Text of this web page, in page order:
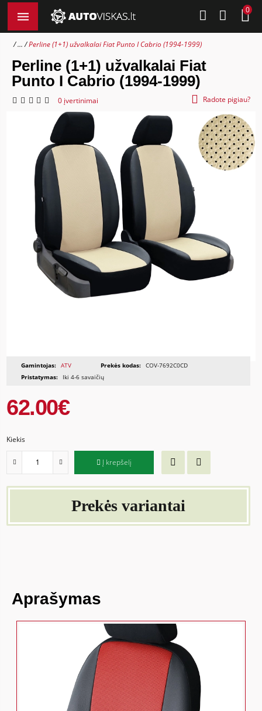
0
... Perline (1+1) užvalkalai Fiat Punto I Cabrio (1994-1999)
Perline (1+1) užvalkalai Fiat
Punto I Cabrio (1994-1999)
0 įvertinimai Radote pigiau?
Gamintojas: ATV Prekės kodas: COV-7692C0CD
Pristatymas:
Iki 4-6 savaičių
62.00€
Kiekis
Į krepšelį
Prekės variantai
Aprašymas